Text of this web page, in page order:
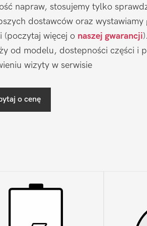
napraw, stosujemy tylko
dostawców oraz wystawiamy
(poczytaj więcej o naszej gwarancji).
od modelu, dostepności części i
wizyty w serwisie
o cenę